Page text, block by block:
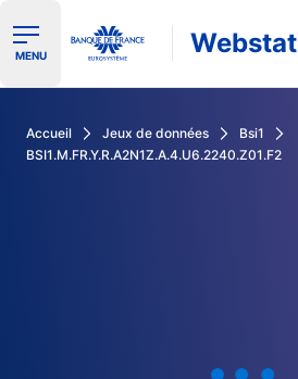
Ouvrir le menu de navigation
MENU Webstat
Accueil Jeux de données
Bsi1
BSI1.M.FR.Y.R.A2N1Z.A.4.U6.2240.Z01.F2